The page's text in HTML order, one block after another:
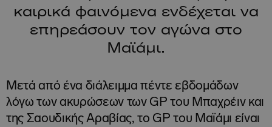
καιρικά φαινόμενα ενδέχεται να
επηρεάσουν τον αγώνα στο
Μαϊάμι.
Μετά από ένα διάλειμμα πέντε εβδομάδων
λόγω των ακυρώσεων των GP του Μπαχρέιν και
της Σαουδικής Αραβίας, το GP του Μαϊάμι είναι